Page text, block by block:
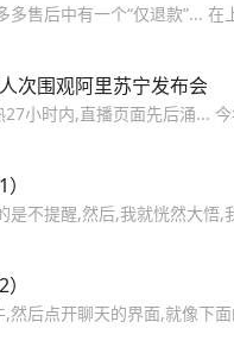
售后中有一个“仅退款”...
次围观阿里苏宁发布会
27小时内,直播页面先后涌...
是不提醒,然后,我就恍然大悟
然后点开聊天的界面,就像下